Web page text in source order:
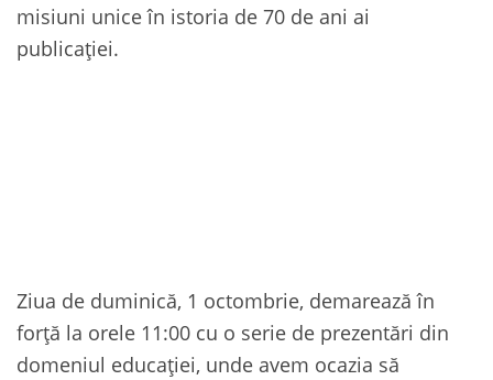
misiuni unice în istoria de 70 de ani ai
publicației.
Ziua de duminică, 1 octombrie, demarează în
forță la orele 11:00 cu o serie de prezentări din
domeniul educației, unde avem ocazia să